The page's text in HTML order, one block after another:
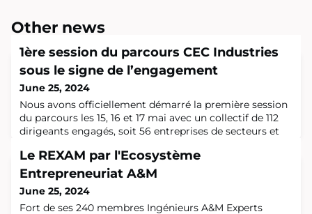
Other news
1ère session du parcours CEC Industries
sous le signe de l’engagement
June 25, 2024
Nous avons officiellement démarré la première session
du parcours les 15, 16 et 17 mai avec un collectif de 112
dirigeants engagés, soit 56 entreprises de secteurs et
“Constat et monde d’après”, essentiel pour démarrer les
réflexions, les passages à l’action et choisir quels
acteurs du changement les industriels veulent
être.Qu'ils soient déj
Le REXAM par l'Ecosystème
Entrepreneuriat A&M
June 25, 2024
Fort de ses 240 membres Ingénieurs A&M Experts